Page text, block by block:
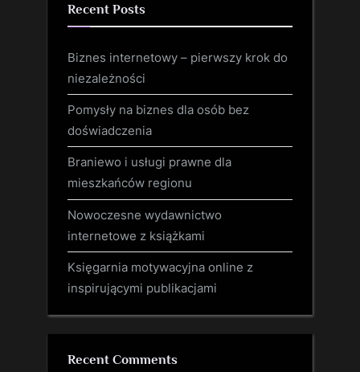
Recent Posts
Biznes internetowy – pierwszy krok do
niezależności
Pomysły na biznes dla osób bez
doświadczenia
Braniewo i usługi prawne dla
mieszkańców regionu
Nowoczesne wydawnictwo
internetowe z książkami
Księgarnia motywacyjna online z
inspirującymi publikacjami
Recent Comments